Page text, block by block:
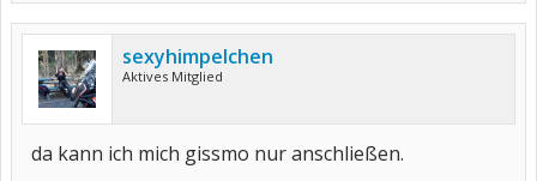
sexyhimpelchen
Aktives Mitglied
da kann ich mich gissmo nur anschließen.